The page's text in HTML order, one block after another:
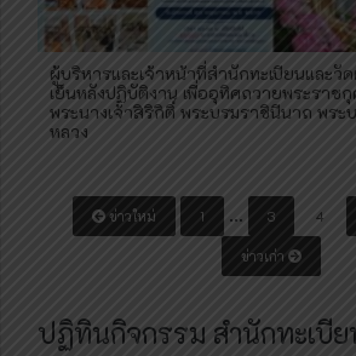
ผู้บริหารและเจ้าหน้าที่สำนักทะเบียนและวั
เย็นหลังปฏิบัติงาน เพื่ออุทิศถวายพระราช
พระนางเจ้าสิริกิติ์ พระบรมราชินีนาถ พร
หลวง
t
ข่าวใหม่ 1 … 3 4
ข่าวเก่า
ปฏิทินกิจกรรม สำนักทะเบีย